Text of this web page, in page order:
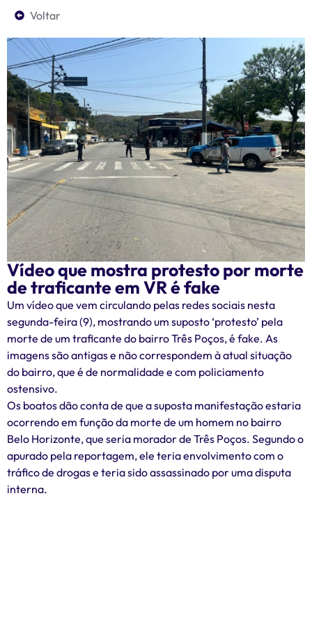
Voltar
Vídeo que mostra protesto por morte
de traficante em VR é fake
Um vídeo que vem circulando pelas redes sociais nesta
segunda-feira (9), mostrando um suposto ‘protesto’ pela
morte de um traficante do bairro Três Poços, é fake. As
imagens são antigas e não correspondem à atual situação
do bairro, que é de normalidade e com policiamento
ostensivo.
Os boatos dão conta de que a suposta manifestação estaria
ocorrendo em função da morte de um homem no bairro
Belo Horizonte, que seria morador de Três Poços. Segundo o
apurado pela reportagem, ele teria envolvimento com o
tráfico de drogas e teria sido assassinado por uma disputa
interna.